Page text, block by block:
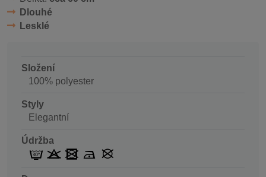
Dlouhé
Lesklé
Složení
100% polyester
Styly
Elegantní
Údržba